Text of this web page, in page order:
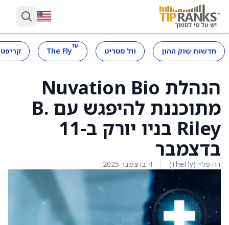
חדשות שוק ההון וול סטריט ™
The Fly
הנהלת Nuvation Bio
מתוכננת להיפגש עם B.
Riley בניו יורק ב-11
בדצמבר
דה פליי (TheFly) 4 בדצמבר 2025